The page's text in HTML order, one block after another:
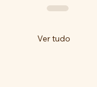
Ver tudo